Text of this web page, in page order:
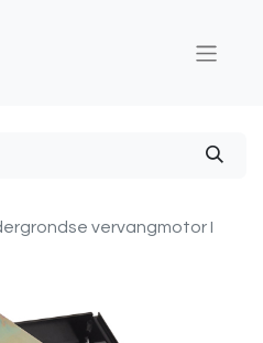
vervangmotor I